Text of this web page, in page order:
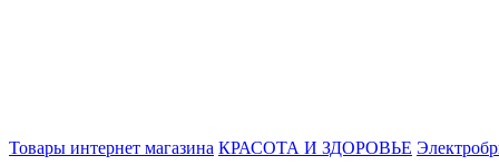
Товары интернет магазина КРАСОТА И ЗДОРОВЬЕ